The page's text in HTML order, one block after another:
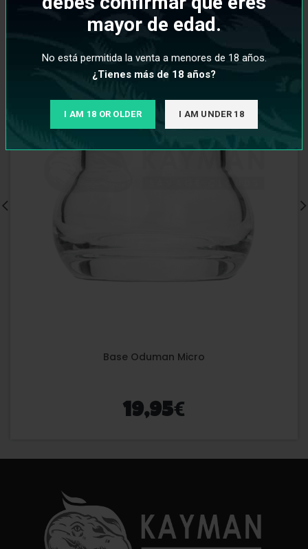
mayor de edad.
No está permitida la venta a menores de 18 años.
¿Tienes más de 18 años?
I AM 18 OR OLDER I AM UNDER 18
Base Oduman Micro
19,95€